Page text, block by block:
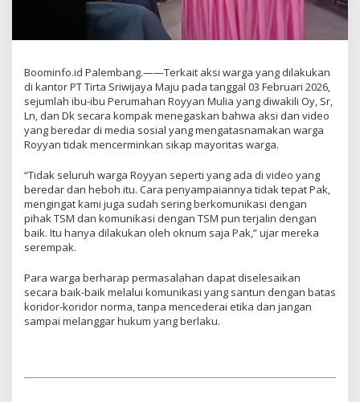
Boominfo.id Palembang.——Terkait aksi warga yang dilakukan
di kantor PT Tirta Sriwijaya Maju pada tanggal 03 Februari 2026,
sejumlah ibu-ibu Perumahan Royyan Mulia yang diwakili Oy, Sr,
Ln, dan Dk secara kompak menegaskan bahwa aksi dan video
yang beredar di media sosial yang mengatasnamakan warga
Royyan tidak mencerminkan sikap mayoritas warga.
“Tidak seluruh warga Royyan seperti yang ada di video yang
beredar dan heboh itu. Cara penyampaiannya tidak tepat Pak,
mengingat kami juga sudah sering berkomunikasi dengan
pihak TSM dan komunikasi dengan TSM pun terjalin dengan
baik. Itu hanya dilakukan oleh oknum saja Pak,” ujar mereka
serempak.
Para warga berharap permasalahan dapat diselesaikan
secara baik-baik melalui komunikasi yang santun dengan batas
koridor-koridor norma, tanpa mencederai etika dan jangan
sampai melanggar hukum yang berlaku.